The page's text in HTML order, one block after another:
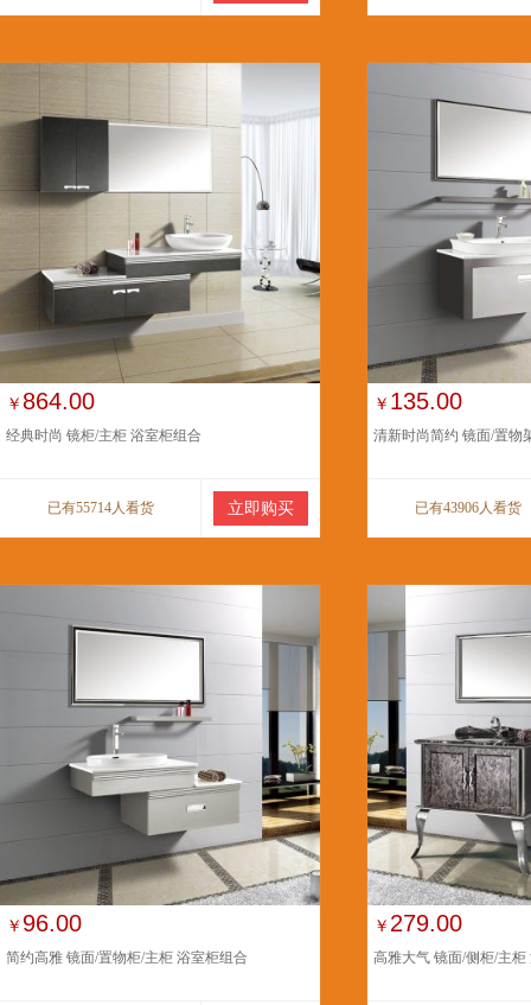
￥ 864.00
经典时尚 镜柜/主柜 浴室柜组合
已有55714人看货 立即购买
￥ 135.00
清新时尚简约 镜面/置物
已有43906人看货
￥ 96.00
简约高雅 镜面/置物柜/主柜 浴室柜组合
￥ 279.00
高雅大气 镜面/侧柜/主柜